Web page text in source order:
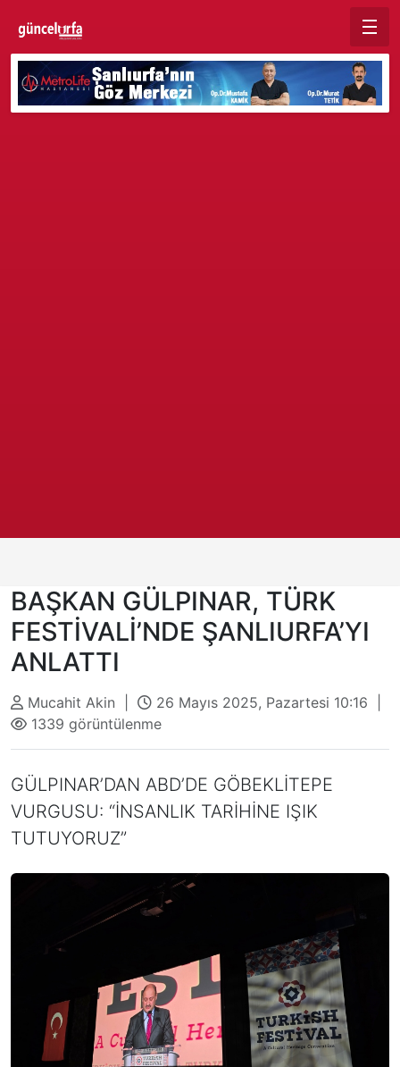
BAŞKAN GÜLPINAR, TÜRK
FESTİVALİ’NDE ŞANLIURFA’YI
ANLATTI
Mucahit Akin |
26 Mayıs 2025, Pazartesi 10:16 |
1339 görüntülenme
GÜLPINAR’DAN ABD’DE GÖBEKLİTEPE
VURGUSU: “İNSANLIK TARİHİNE IŞIK
TUTUYORUZ”